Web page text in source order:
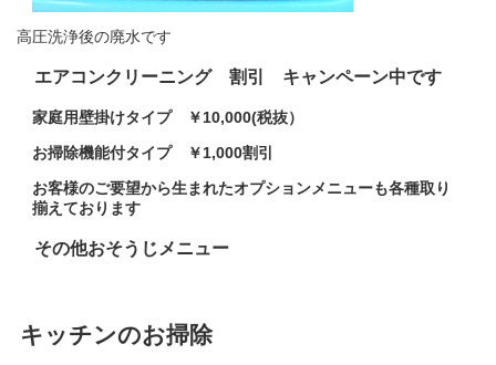
高圧洗浄後の廃水です
エアコンクリーニング 割引 キャンペーン中です
家庭用壁掛けタイプ ￥10,000(税抜）
お掃除機能付タイプ ￥1,000割引
お客様のご要望から生まれたオプションメニューも各種取り
揃えております
その他おそうじメニュー
キッチンのお掃除